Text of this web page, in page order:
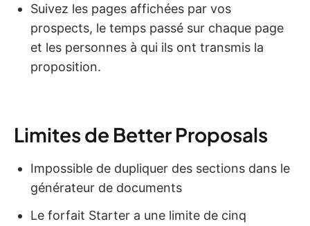
Suivez les pages affichées par vos
prospects, le temps passé sur chaque page
et les personnes à qui ils ont transmis la
proposition.
Limites de Better Proposals
Impossible de dupliquer des sections dans le
générateur de documents
Le forfait Starter a une limite de cinq